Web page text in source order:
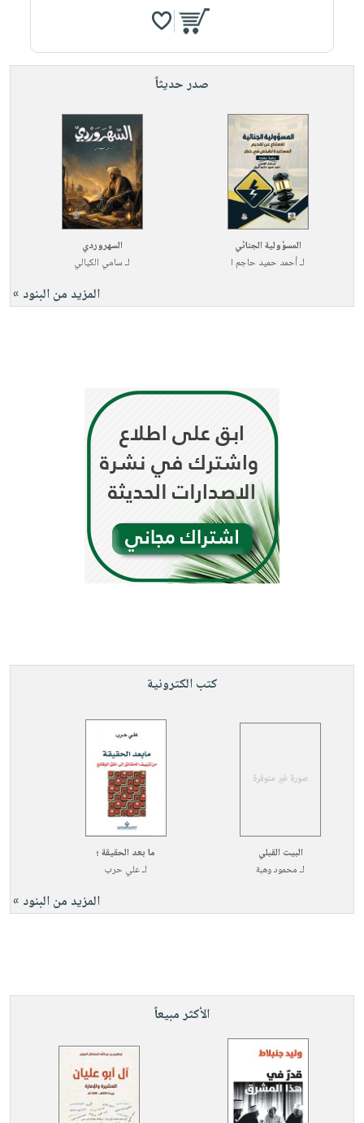
صدر حديثاً
المسؤولية الجنائي
لـأحمد حميد حاجم ا
السهروردي
لـسامي الكيالي
المزيد من البنود »
كتب الكترونية
البيت القبلي
لـمحمود وهبة
ما بعد الحقيقة ؛
لـعلي حرب
المزيد من البنود »
الأكثر مبيعاً